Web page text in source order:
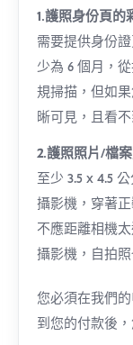
1.護照身份頁的
需要提供身份
少為 6 個月，
規掃描，但如
晰可見，且看
2.護照照片/檔
至少 3.5 x 4.5
攝影機，穿著
不應距離相機
攝影機，自拍
您必須在我們
到您的付款後